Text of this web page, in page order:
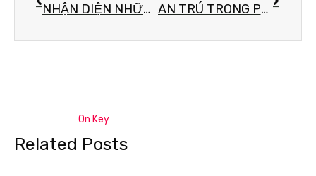
NHẬN DIỆN NHỮNG ĐIỀU KIỆN HẠNH PHÚC AN TRÚ TRONG PHÁP PHẬT
On Key
Related Posts